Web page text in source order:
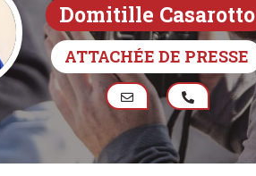
Domitille Casarotto
ATTACHÉE DE PRESSE